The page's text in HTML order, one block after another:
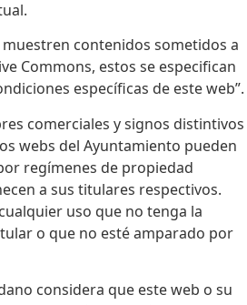
muestren contenidos sometidos a
Commons, estos se especifican
específicas de este web”.
comerciales y signos distintivos
webs del Ayuntamiento pueden
regímenes de propiedad
a sus titulares respectivos.
uso que no tenga la
o que no esté amparado por
considera que este web o su